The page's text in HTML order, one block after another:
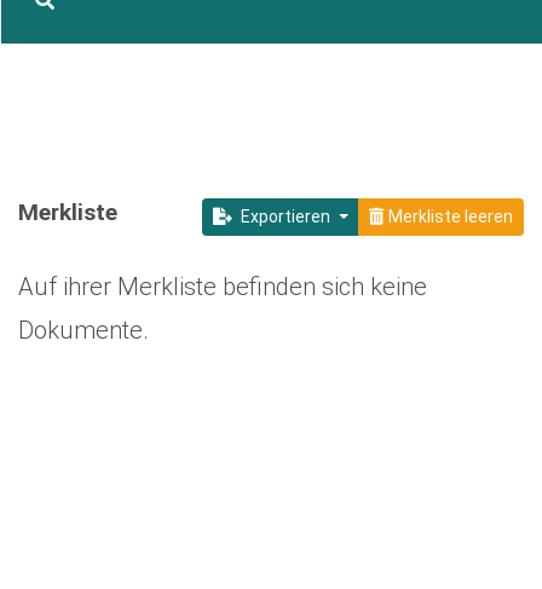
Exportieren Merkliste leeren
Merkliste
Auf ihrer Merkliste befinden sich keine
Dokumente.